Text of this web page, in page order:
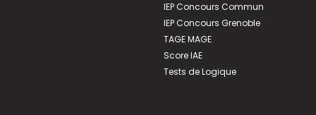
IEP Concours Commun
IEP Concours Grenoble
TAGE MAGE
Score IAE
Tests de Logique